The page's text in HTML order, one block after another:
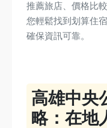
推薦旅店、價格比
您輕鬆找到划算住
確保資訊可靠。
高雄中央
略：在地